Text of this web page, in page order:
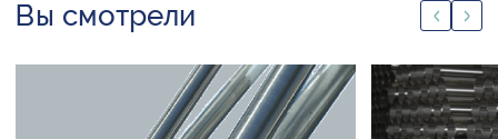
Вы смотрели